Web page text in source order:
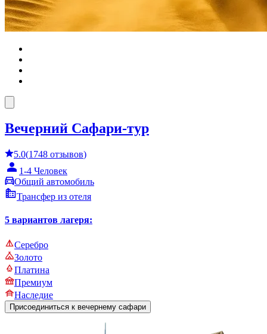
Вечерний Сафари-тур
5.0(1748 отзывов)
1-4 Человек
Общий автомобиль
Трансфер из отеля
5 вариантов лагеря:
Серебро
Золото
Платина
Премиум
Наследие
Присоединиться к вечернему сафари